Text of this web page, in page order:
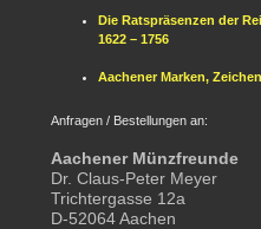
Die Ratspräsenzen der
1622 – 1756
Aachener Marken,
Anfragen / Bestellungen an:
Aachener Münzfreunde
Dr. Claus-Peter Meyer
Trichtergasse 12a
D-52064 Aachen